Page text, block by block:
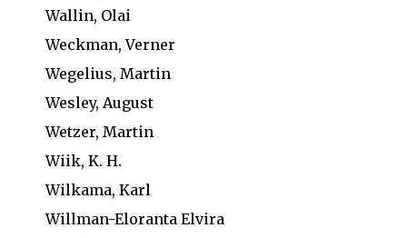
Wallin, Olai
Weckman, Verner
Wegelius, Martin
Wesley, August
Wetzer, Martin
Wiik, K. H.
Wilkama, Karl
Willman-Eloranta Elvira